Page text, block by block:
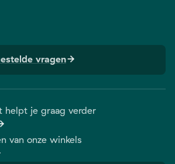
vragen
helpt je graag verder
van onze winkels